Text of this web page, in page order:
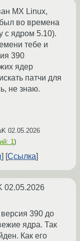
MX Linux,
во времена
с ядром 5.10).
тебе и
390
ядер
патчи для
не знаю.
02.05.2026
1)
Ссылка
02.05.2026
390 до
ядра. Так
Как его